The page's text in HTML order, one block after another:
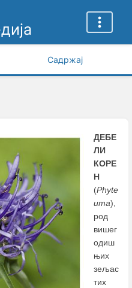
Садржај
ДЕБЕ
ЛИ
КОРЕ
Н
(Phyte
umа),
род
вишег
одиш
њих
зељас
тих